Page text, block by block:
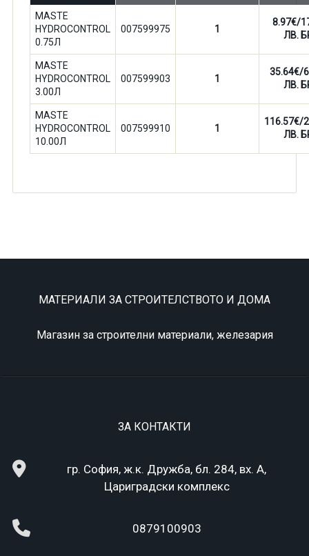
MASTE
HYDROCONTROL
0.75Л
007599975 1
8.97€/
ЛВ.
MASTE
HYDROCONTROL
3.00Л
007599903 1
35.64€/
ЛВ.
MASTE
HYDROCONTROL
10.00Л
007599910 1
116.57€/
ЛВ.
МАТЕРИАЛИ ЗА СТРОИТЕЛСТВОТО И ДОМА
Магазин за строителни материали, железария
ЗА КОНТАКТИ
гр. София, ж.к. Дружба, бл. 284, вх. А,
Цариградски комплекс
0879100903